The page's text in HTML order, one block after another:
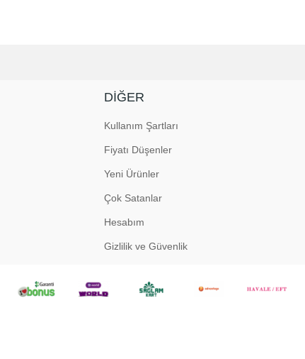
DIĞER
Kullanım Şartları
Fiyatı Düşenler
Yeni Ürünler
Çok Satanlar
Hesabım
Gizlilik ve Güvenlik